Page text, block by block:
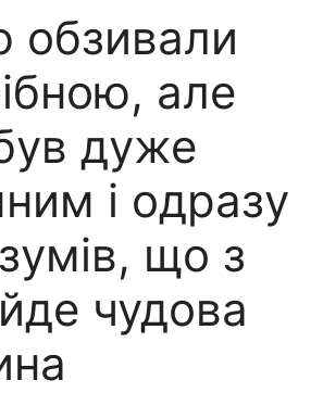
обзивали
але
дуже
і одразу
що з
чудова